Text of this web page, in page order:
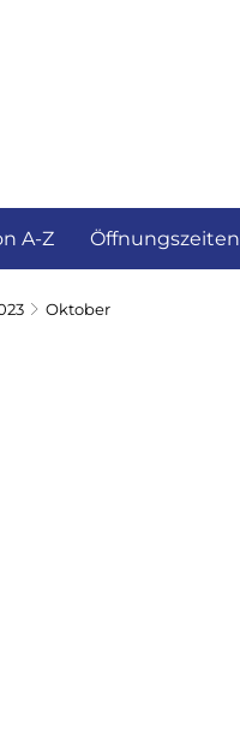
A-Z Öffnungszeiten
Oktober